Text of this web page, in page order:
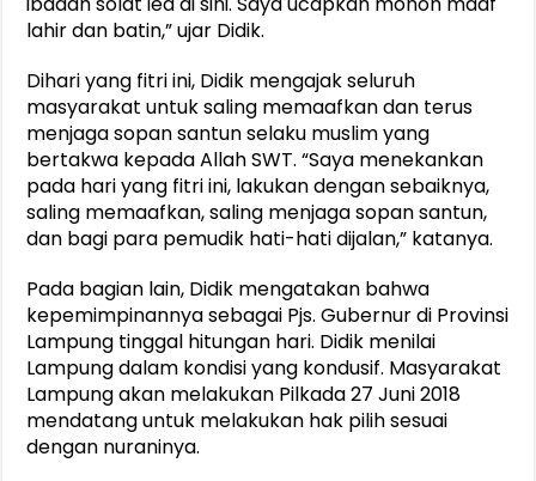
lahir dan batin,” ujar Didik.
Dihari yang fitri ini, Didik mengajak seluruh
masyarakat untuk saling memaafkan dan terus
menjaga sopan santun selaku muslim yang
bertakwa kepada Allah SWT. “Saya menekankan
pada hari yang fitri ini, lakukan dengan sebaiknya,
saling memaafkan, saling menjaga sopan santun,
dan bagi para pemudik hati-hati dijalan,” katanya.
Pada bagian lain, Didik mengatakan bahwa
kepemimpinannya sebagai Pjs. Gubernur di Provinsi
Lampung tinggal hitungan hari. Didik menilai
Lampung dalam kondisi yang kondusif. Masyarakat
Lampung akan melakukan Pilkada 27 Juni 2018
mendatang untuk melakukan hak pilih sesuai
dengan nuraninya.